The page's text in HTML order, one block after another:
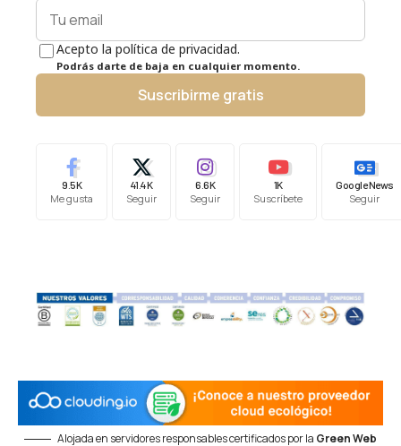
Acepto la política de privacidad.
Podrás darte de baja en cualquier momento.
Suscribirme gratis
9.5K
Me gusta
41.4K
Seguir
6.6K
Seguir
1K
Suscríbete
Google News
Seguir
Alojada en servidores responsables certificados por la Green Web